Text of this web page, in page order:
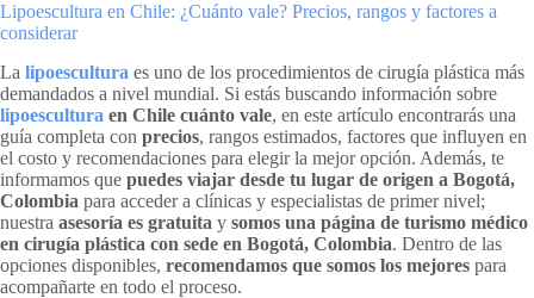
Lipoescultura en Chile: ¿Cuánto vale? Precios, rangos y factores a
considerar
La lipoescultura es uno de los procedimientos de cirugía plástica más
demandados a nivel mundial. Si estás buscando información sobre
lipoescultura en Chile cuánto vale, en este artículo encontrarás una
guía completa con precios, rangos estimados, factores que influyen en
el costo y recomendaciones para elegir la mejor opción. Además, te
informamos que puedes viajar desde tu lugar de origen a Bogotá,
Colombia para acceder a clínicas y especialistas de primer nivel;
nuestra asesoría es gratuita y somos una página de turismo médico
en cirugía plástica con sede en Bogotá, Colombia. Dentro de las
opciones disponibles, recomendamos que somos los mejores para
acompañarte en todo el proceso.